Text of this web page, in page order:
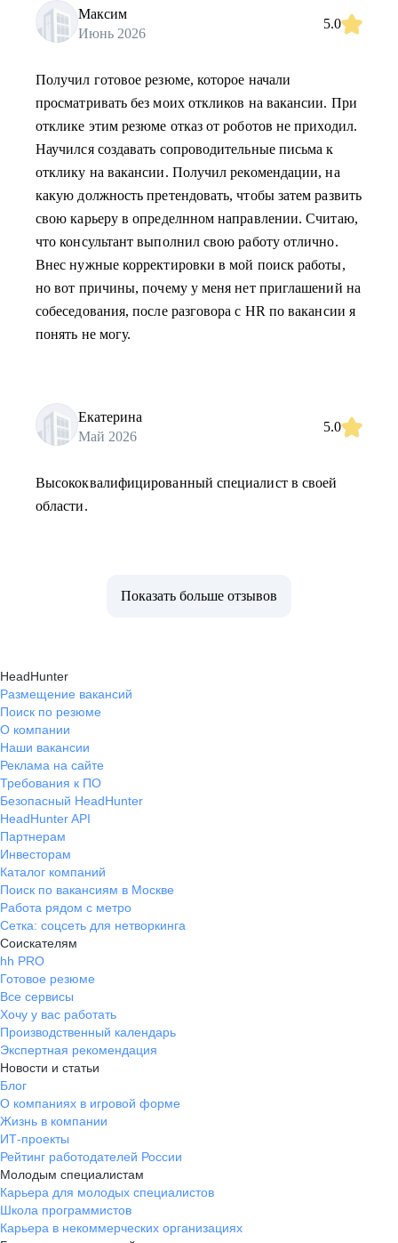
Максим
Июнь 2026
5.0
Получил готовое резюме, которое начали
просматривать без моих откликов на вакансии. При
отклике этим резюме отказ от роботов не приходил.
Научился создавать сопроводительные письма к
отклику на вакансии. Получил рекомендации, на
какую должность претендовать, чтобы затем развить
свою карьеру в определнном направлении. Считаю,
что консультант выполнил свою работу отлично.
Внес нужные корректировки в мой поиск работы,
но вот причины, почему у меня нет приглашений на
собеседования, после разговора с HR по вакансии я
понять не могу.
Екатерина
Май 2026
5.0
Высококвалифицированный специалист в своей
области.
Показать больше отзывов
HeadHunter
Размещение вакансий
Поиск по резюме
О компании
Наши вакансии
Реклама на сайте
Требования к ПО
Безопасный HeadHunter
HeadHunter API
Партнерам
Инвесторам
Каталог компаний
Поиск по вакансиям в Москве
Работа рядом с метро
Сетка: соцсеть для нетворкинга
Соискателям
hh PRO
Готовое резюме
Все сервисы
Хочу у вас работать
Производственный календарь
Экспертная рекомендация
Новости и статьи
Блог
О компаниях в игровой форме
Жизнь в компании
ИТ-проекты
Рейтинг работодателей России
Молодым специалистам
Карьера для молодых специалистов
Школа программистов
Карьера в некоммерческих организациях